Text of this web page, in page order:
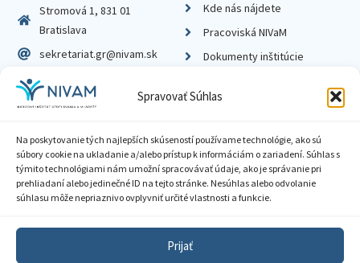
Spravovať Súhlas
Na poskytovanie tých najlepších skúseností používame technológie, ako sú
súbory cookie na ukladanie a/alebo prístup k informáciám o zariadení. Súhlas s
týmito technológiami nám umožní spracovávať údaje, ako je správanie pri
prehliadaní alebo jedinečné ID na tejto stránke. Nesúhlas alebo odvolanie
súhlasu môže nepriaznivo ovplyvniť určité vlastnosti a funkcie.
Prijať
Stromová 1, 831 01
Bratislava
sekretariat.gr@nivam.sk
IČO: 00164348
DIČ: 2020798714
Kde nás nájdete
Pracoviská NIVaM
Dokumenty inštitúcie
Zásady ochrany súkromia
Sprístupnenie informácií